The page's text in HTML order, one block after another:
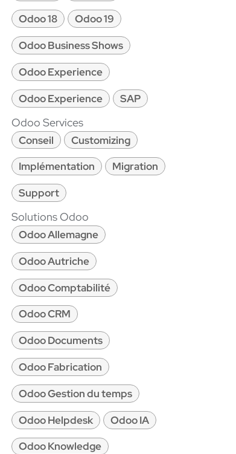
Odoo 18
Odoo 19
Odoo Business Shows
Odoo Experience
Odoo Experience
SAP
Odoo Services
Conseil
Customizing
Implémentation
Migration
Support
Solutions Odoo
Odoo Allemagne
Odoo Autriche
Odoo Comptabilité
Odoo CRM
Odoo Documents
Odoo Fabrication
Odoo Gestion du temps
Odoo Helpdesk
Odoo IA
Odoo Knowledge